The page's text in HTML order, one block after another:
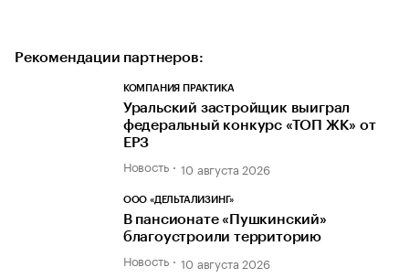
Рекомендации партнеров:
КОМПАНИЯ ПРАКТИКА
Уральский застройщик выиграл
федеральный конкурс «ТОП ЖК» от
ЕРЗ
Новость 10 августа 2026
ООО «ДЕЛЬТАЛИЗИНГ»
В пансионате «Пушкинский»
благоустроили территорию
Новость 10 августа 2026